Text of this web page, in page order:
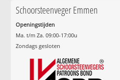
Schoorsteenveger Emmen
Openingstijden
Ma. t/m Za. 09:00-17:00u
Zondags gesloten